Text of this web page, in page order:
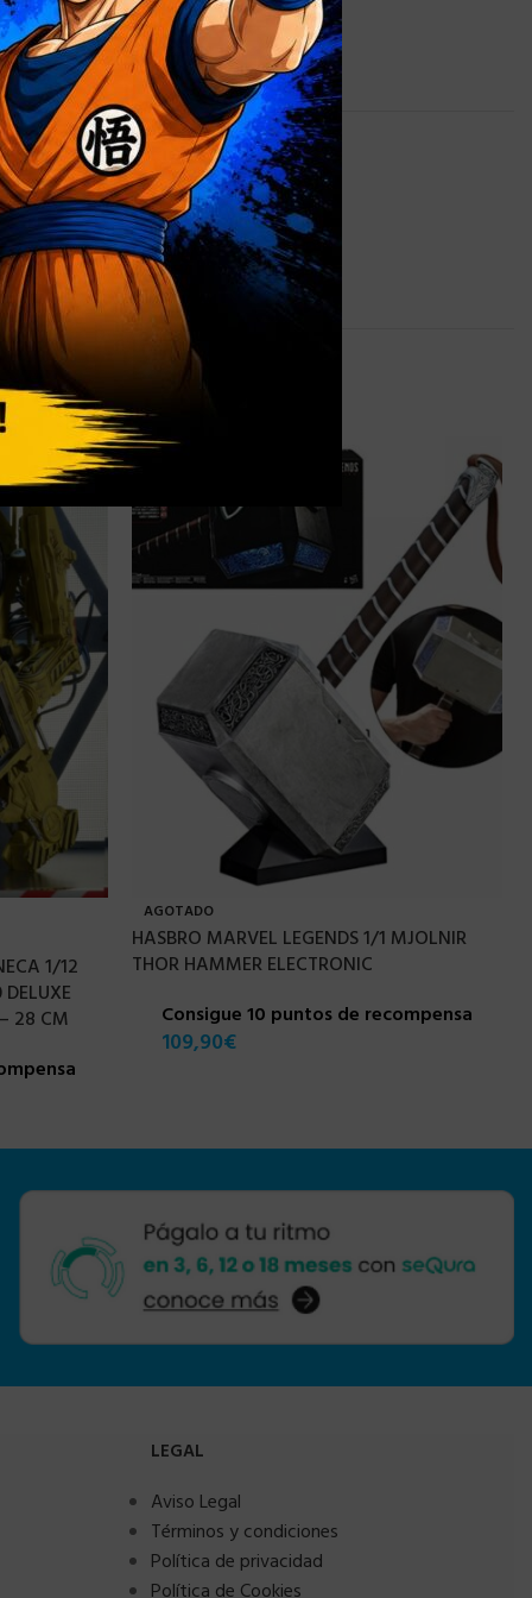
1,5 kg
1/12
28 CM
AGOTADO
HASBRO MARVEL LEGENDS 1/1 MJOLNIR
THOR HAMMER ELECTRONIC
Consigue 10 puntos de recompensa
109,90€
LEGAL
Aviso Legal
Términos y condiciones
Política de privacidad